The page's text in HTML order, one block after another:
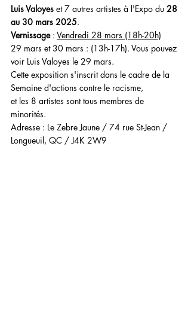
Luis Valoyes et 7 autres artistes à l'Expo du 28
au 30 mars 2025.
Vernissage : Vendredi 28 mars (18h-20h)
29 mars et 30 mars : (13h-17h). Vous pouvez
voir Luis Valoyes le 29 mars.
Cette exposition s'inscrit dans le cadre de la
Semaine d'actions contre le racisme,
et les 8 artistes sont tous membres de
minorités.
Adresse : Le Zebre Jaune / 74 rue St-Jean /
Longueuil, QC / J4K 2W9